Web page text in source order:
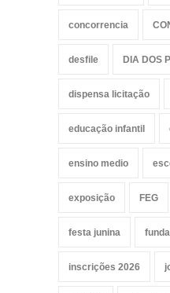
concorrencia
desfile DIA DOS
dispensa licitação
educação infantil
ensino medio
exposição FEG
festa junina
inscrições 2026